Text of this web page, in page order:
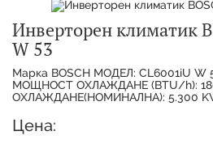
Инверторен климатик
W 53
Марка BOSCH МОДЕЛ: CL6001iU W
МОЩНОСТ ОХЛАЖДАНЕ (BTU/h):
ОХЛАЖДАНЕ(НОМИНАЛНА): 5.300
Цена: